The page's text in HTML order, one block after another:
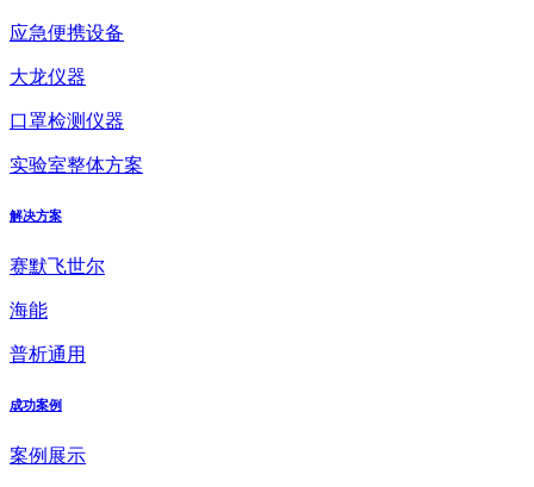
应急便携设备
大龙仪器
口罩检测仪器
实验室整体方案
解决方案
赛默飞世尔
海能
普析通用
成功案例
案例展示